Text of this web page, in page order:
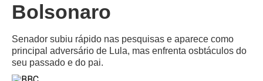
Bolsonaro
Senador subiu rápido nas pesquisas e aparece como
principal adversário de Lula, mas enfrenta osbtáculos do
seu passado e do pai.